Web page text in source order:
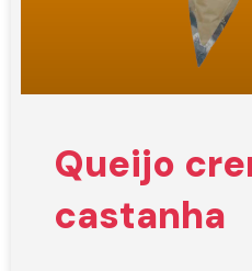
Queijo
castanha